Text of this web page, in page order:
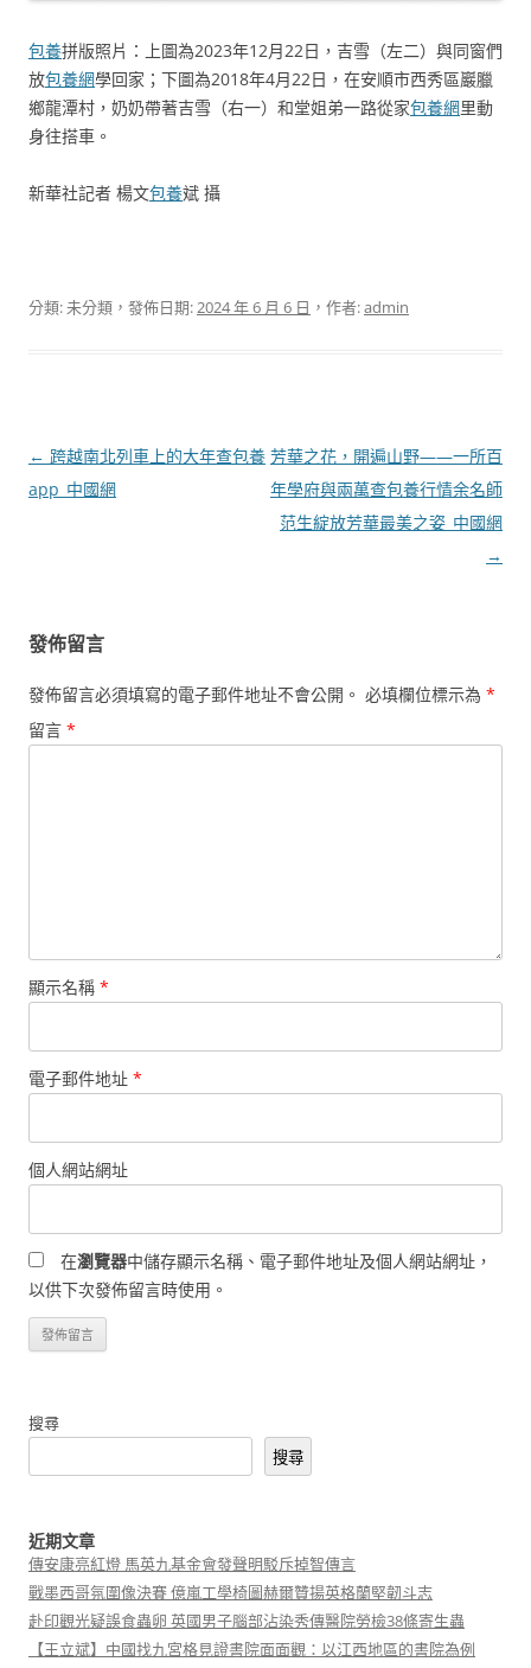
包養拼版照片：上圖為2023年12月22日，吉雪（左二）與同窗們
放包養網學回家；下圖為2018年4月22日，在安順市西秀區巖臘
鄉龍潭村，奶奶帶著吉雪（右一）和堂姐弟一路從家包養網里動
身往搭車。
新華社記者 楊文包養斌 攝
分類: 未分類，發佈日期:2024 年 6 月 6 日 ，作者:admin
文
章
← 跨越南北列車上的大年查包養
app_中國網
芳華之花，開遍山野——一所百
年學府與兩萬查包養行情余名師
范生綻放芳華最美之姿_中國網
→
發佈留言
發佈留言必須填寫的電子郵件地址不會公開。 必填欄位標示為 *
留言 *
顯示名稱 *
電子郵件地址 *
個人網站網址
在瀏覽器中儲存顯示名稱、電子郵件地址及個人網站網址，
以供下次發佈留言時使用。
搜尋
搜尋
近期文章
傳安康亮紅燈 馬英九基金會發聲明駁斥掉智傳言
戰墨西哥氛圍像決賽 億嵐工學椅圖赫爾贊揚英格蘭堅韌斗志
赴印觀光疑誤食蟲卵 英國男子腦部沾染秀傳醫院勞檢38條寄生蟲
【王立斌】中國找九宮格見證書院面面觀：以江西地區的書院為例